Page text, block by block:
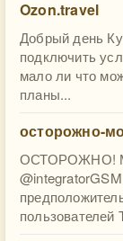
Ozon.travel
Добрый день
подключить
мало ли что
планы...
осторожно-
ОСТОРОЖНО!
пользователей